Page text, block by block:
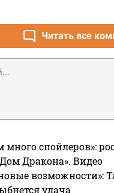
Читать все
спойлеров»:
Дракона». Видео
возможности»:
удача